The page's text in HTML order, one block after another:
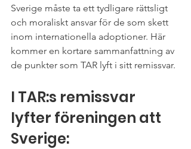
Sverige måste ta ett tydligare rättsligt
och moraliskt ansvar för de som skett
inom internationella adoptioner. Här
kommer en kortare sammanfattning av
de punkter som TAR lyft i sitt remissvar.
I TAR:s remissvar
lyfter föreningen att
Sverige: